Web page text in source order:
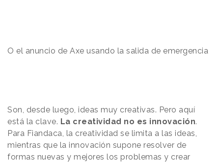
O el anuncio de Axe usando la salida de emergencia
Son, desde luego, ideas muy creativas. Pero aquí
está la clave. La creatividad no es innovación.
Para Fiandaca, la creatividad se limita a las ideas,
mientras que la innovación supone resolver de
formas nuevas y mejores los problemas y crear